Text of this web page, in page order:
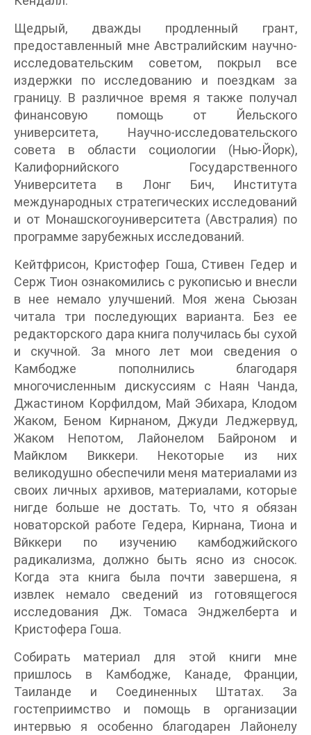
Щедрый, дважды продленный грант,
предоставленный мне Австралийским научно-
исследовательским советом, покрыл все
издержки по исследованию и поездкам за
границу. В различное время я также получал
финансовую помощь от Йельского
университета, Научно-исследовательского
совета в области социологии (Нью-Йорк),
Калифорнийского Государственного
Университета в Лонг Бич, Института
международных стратегических исследований
и от Монашскогоуниверситета (Австралия) по
программе зарубежных исследований.
Кейтфрисон, Кристофер Гоша, Стивен Гедер и
Серж Тион ознакомились с рукописью и внесли
в нее немало улучшений. Моя жена Сьюзан
читала три последующих варианта. Без ее
редакторского дара книга получилась бы сухой
и скучной. За много лет мои сведения о
Камбодже пополнились благодаря
многочисленным дискуссиям с Наян Чанда,
Джастином Корфилдом, Май Эбихара, Клодом
Жаком, Беном Кирнаном, Джуди Леджервуд,
Жаком Непотом, Лайонелом Байроном и
Майклом Виккери. Некоторые из них
великодушно обеспечили меня материалами из
своих личных архивов, материалами, которые
нигде больше не достать. То, что я обязан
новаторской работе Гедера, Кирнана, Тиона и
Вйккери по изучению камбоджийского
радикализма, должно быть ясно из сносок.
Когда эта книга была почти завершена, я
извлек немало сведений из готовящегося
исследования Дж. Томаса Энджелберта и
Кристофера Гоша.
Собирать материал для этой книги мне
пришлось в Камбодже, Канаде, Франции,
Таиланде и Соединенных Штатах. За
гостеприимство и помощь в организации
интервью я особенно благодарен Лайонелу